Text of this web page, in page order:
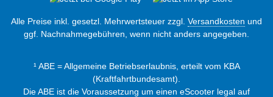
Alle Preise inkl. gesetzl. Mehrwertsteuer zzgl. Versandkosten und
ggf. Nachnahmegebühren, wenn nicht anders angegeben.
¹ ABE = Allgemeine Betriebserlaubnis, erteilt vom KBA
(Kraftfahrtbundesamt).
Die ABE ist die Voraussetzung um einen eScooter legal auf